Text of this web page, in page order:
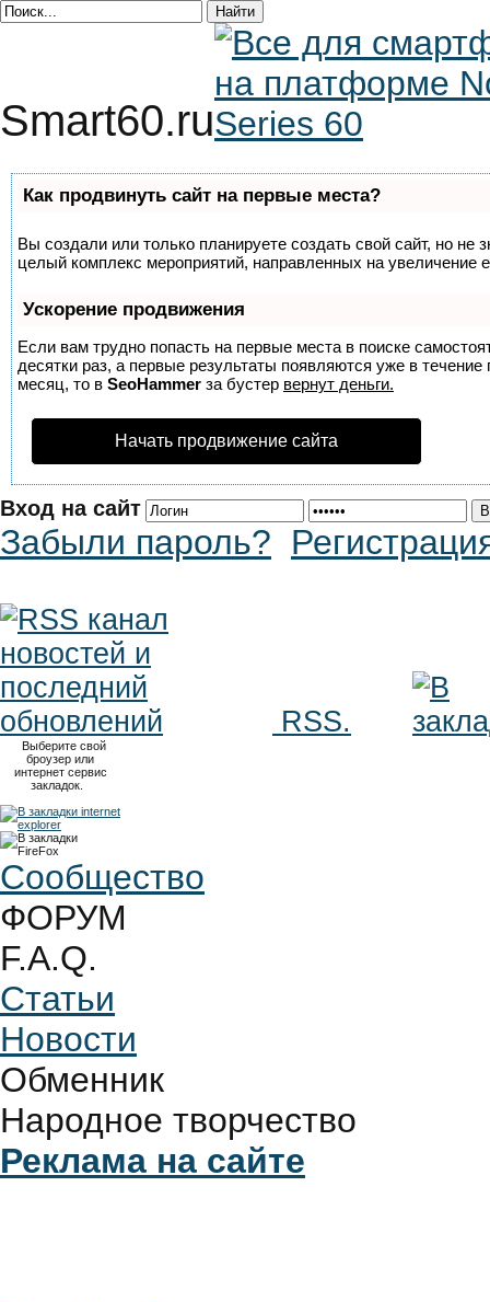
Smart60.ru
Как продвинуть сайт на первые места?
Вы создали или только планируете создать свой сайт, но не
целый комплекс мероприятий, направленных на увеличение
Ускорение продвижения
Если вам трудно попасть на первые места в поиске
десятки раз, а первые результаты появляются уже в
месяц, то в SeoHammer за бустер вернут деньги.
Начать продвижение сайта
Вход на сайт
Забыли пароль?
RSS.
Выберите свой
броузер или
интернет сервис
закладок.
Сообщество
ФОРУМ
F.A.Q.
Статьи
Новости
Обменник
Народное творчество
Реклама на сайте